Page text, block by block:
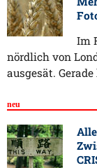
Im
nördlich von
ausgesät.
neu